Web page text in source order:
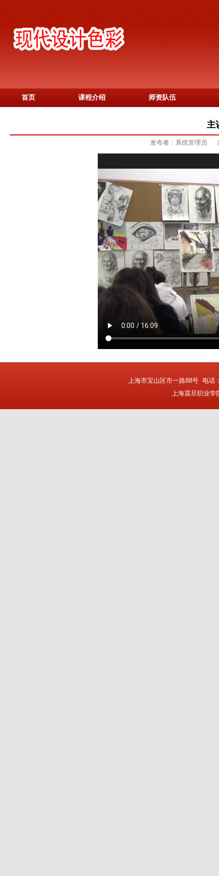
首页 课程介绍 师资队伍
主
发布者：系统管理员
上海市宝山区市一路88号 电话
上海震旦职业学